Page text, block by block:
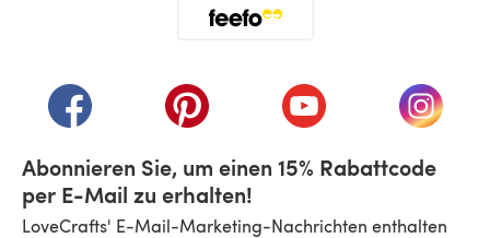
(öffnet sich in einem neuen Tab)
(öffnet sich in einem neuen Tab)
(öffnet sich in einem
(öffnet
Abonnieren Sie, um einen 15% Rabattcode
per E-Mail zu erhalten!
LoveCrafts' E-Mail-Marketing-Nachrichten enthalten